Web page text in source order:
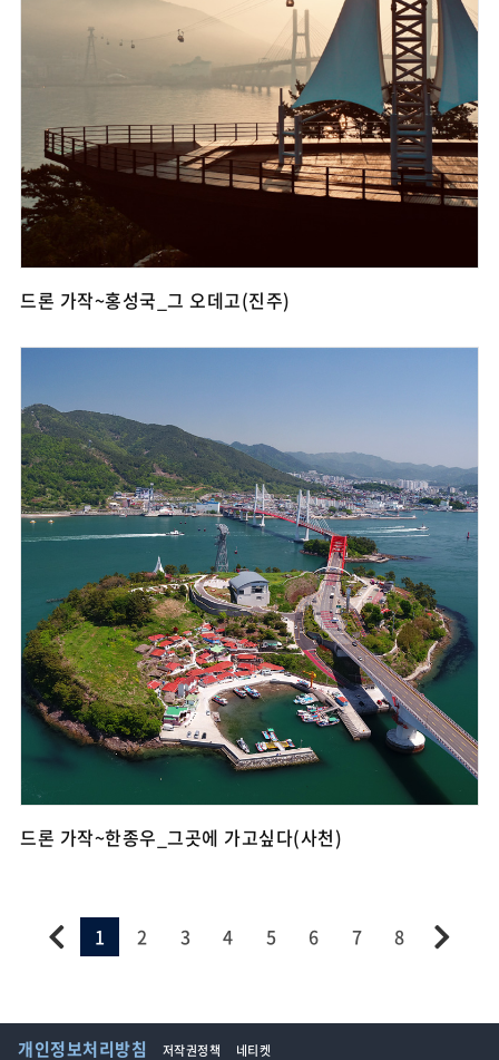
드론 가작~홍성국_그 오데고(진주)
드론 가작~한종우_그곳에 가고싶다(사천)
1 2 3 4 5 6 7 8
개인정보처리방침 저작권정책 네티켓